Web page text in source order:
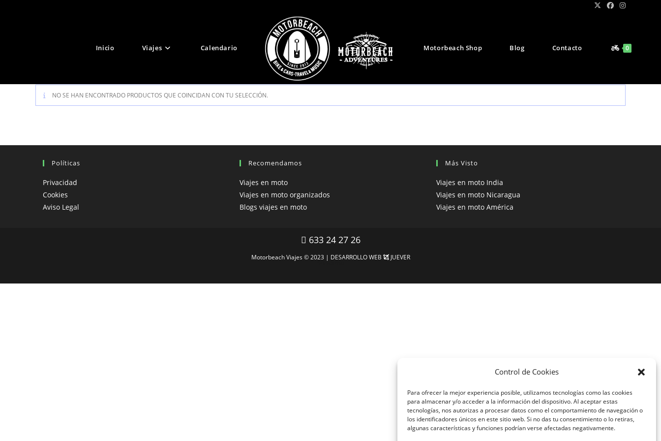
Control de Cookies
Para ofrecer la mejor experiencia posible, utilizamos tecnologías como las cookies
para almacenar y/o acceder a la información del dispositivo. Al aceptar estas
tecnologías, nos autorizas a procesar datos como el comportamiento de navegación o
los identificadores únicos en este sitio web. Si no das tu consentimiento o lo retiras,
algunas características y funciones podrían verse afectadas negativamente.
Inicio Viajes Calendario Motorbeach Shop Blog Contacto 0
NO SE HAN ENCONTRADO PRODUCTOS QUE COINCIDAN CON TU SELECCIÓN.
Políticas
Privacidad
Cookies
Aviso Legal
Recomendamos
Viajes en moto
Viajes en moto organizados
Blogs viajes en moto
Más Visto
Viajes en moto India
Viajes en moto Nicaragua
Viajes en moto América
633 24 27 26
Motorbeach Viajes © 2023 | DESARROLLO WEB JUEVER
Surfcamp